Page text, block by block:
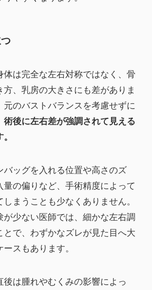
体は完全な左右対称ではなく、骨
方、乳房の大きさにも差がありま
元のバストバランスを考慮せずに
術後に左右差が強調されて見える
バッグを入れる位置や高さのズ
量の偏りなど、手術精度によって
まうことも少なくありません。
が少ない医師では、細かな左右調
とで、わずかなズレが見た目へ大
スもあります。
後は腫れやむくみの影響によっ